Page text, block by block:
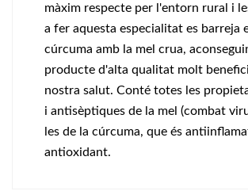
màxim respecte per l'entorn rural i
a fer aquesta especialitat es barreja
cúrcuma amb la mel crua,
producte d'alta qualitat molt
nostra salut. Conté totes les
i antisèptiques de la mel (combat
les de la cúrcuma, que és
antioxidant.